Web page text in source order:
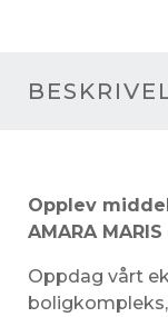
Opplev
AMARA
Oppdag vårt